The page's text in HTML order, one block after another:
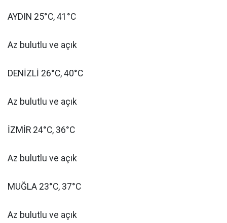
AYDIN 25°C, 41°C
Az bulutlu ve açık
DENİZLİ 26°C, 40°C
Az bulutlu ve açık
İZMİR 24°C, 36°C
Az bulutlu ve açık
MUĞLA 23°C, 37°C
Az bulutlu ve açık